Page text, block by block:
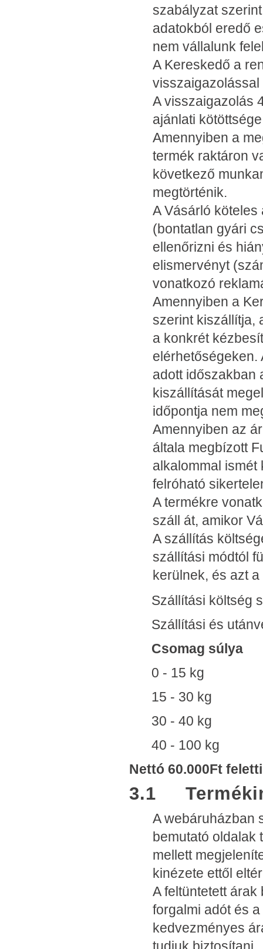
szabályzat
adatokból eredő
nem vállalunk
A Kereskedő a
A visszaigazolás
ajánlati
Amennyiben a
termék raktáron
következő
megtörténik.
A Vásárló
(bontatlan gyári
ellenőrizni és
elismervényt
vonatkozó
Amennyiben a
szerint kiszállítja,
a konkrét
elérhetőségeken.
adott időszakban
kiszállítását
időpontja nem
Amennyiben az
általa megbízott
alkalommal
felróható
A termékre
száll át, amikor
A szállítás
szállítási módtól
kerülnek, és azt
Szállítási költség
Szállítási és
Csomag
0 - 15
15 - 30
30 - 40
40 - 100
Nettó 60.000Ft
3.1
A webáruházban
bemutató oldalak
mellett
kinézete ettől
A feltüntetett
forgalmi adót és
kedvezményes